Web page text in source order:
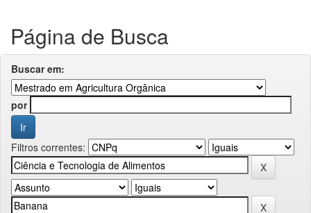
Página de Busca
Buscar em:
por
Filtros correntes: